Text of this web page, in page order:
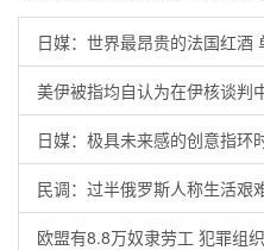
日媒：世界最昂贵的法国红酒
美伊被指均自认为在伊核谈判
日媒：极具未来感的创意指环
民调：过半俄罗斯人称生活艰
欧盟有8.8万奴隶劳工 犯罪组